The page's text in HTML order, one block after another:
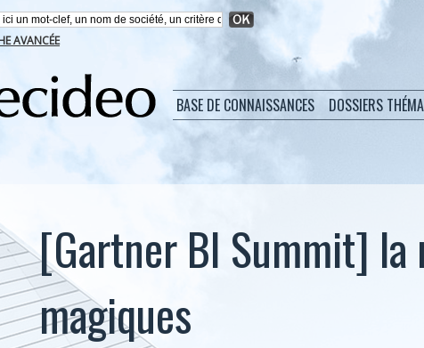
AVANCÉE
BASE DE CONNAISSANCES DOSSIERS
[Gartner BI Summit] la
magiques